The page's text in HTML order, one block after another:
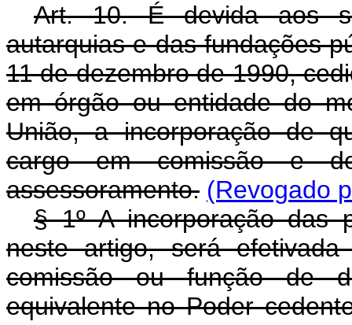
Art. 10. É devida aos
autarquias e das fundações
11 de dezembro de 1990,
em órgão ou entidade do
União, a incorporação de
cargo em comissão e
assessoramento. (Revogado
§ 1º A incorporação das
neste artigo, será
comissão ou função de
equivalente no Poder